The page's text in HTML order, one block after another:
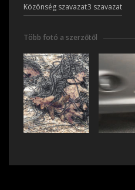
Közönség szavazat3 szavazat
Több fotó a szerzőtől